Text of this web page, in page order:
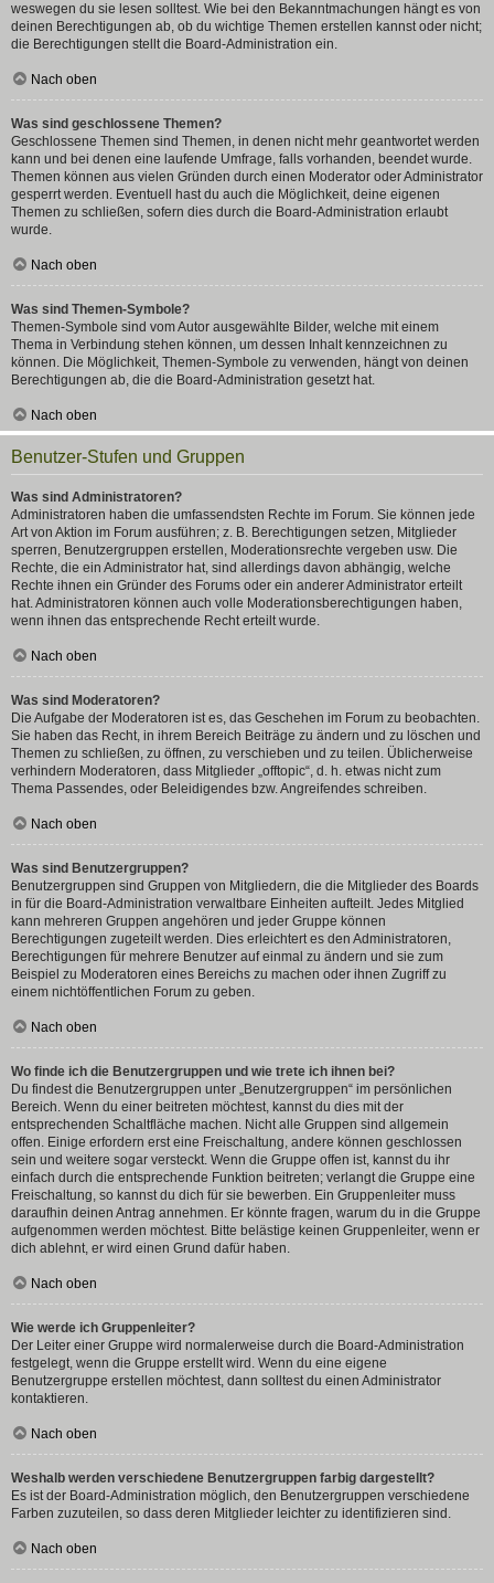
weswegen du sie lesen solltest. Wie bei den Bekanntmachungen hängt es von
deinen Berechtigungen ab, ob du wichtige Themen erstellen kannst oder nicht;
die Berechtigungen stellt die Board-Administration ein.
Nach oben
Was sind geschlossene Themen?
Geschlossene Themen sind Themen, in denen nicht mehr geantwortet werden
kann und bei denen eine laufende Umfrage, falls vorhanden, beendet wurde.
Themen können aus vielen Gründen durch einen Moderator oder Administrator
gesperrt werden. Eventuell hast du auch die Möglichkeit, deine eigenen
Themen zu schließen, sofern dies durch die Board-Administration erlaubt
wurde.
Nach oben
Was sind Themen-Symbole?
Themen-Symbole sind vom Autor ausgewählte Bilder, welche mit einem
Thema in Verbindung stehen können, um dessen Inhalt kennzeichnen zu
können. Die Möglichkeit, Themen-Symbole zu verwenden, hängt von deinen
Berechtigungen ab, die die Board-Administration gesetzt hat.
Nach oben
Benutzer-Stufen und Gruppen
Was sind Administratoren?
Administratoren haben die umfassendsten Rechte im Forum. Sie können jede
Art von Aktion im Forum ausführen; z. B. Berechtigungen setzen, Mitglieder
sperren, Benutzergruppen erstellen, Moderationsrechte vergeben usw. Die
Rechte, die ein Administrator hat, sind allerdings davon abhängig, welche
Rechte ihnen ein Gründer des Forums oder ein anderer Administrator erteilt
hat. Administratoren können auch volle Moderationsberechtigungen haben,
wenn ihnen das entsprechende Recht erteilt wurde.
Nach oben
Was sind Moderatoren?
Die Aufgabe der Moderatoren ist es, das Geschehen im Forum zu beobachten.
Sie haben das Recht, in ihrem Bereich Beiträge zu ändern und zu löschen und
Themen zu schließen, zu öffnen, zu verschieben und zu teilen. Üblicherweise
verhindern Moderatoren, dass Mitglieder „offtopic“, d. h. etwas nicht zum
Thema Passendes, oder Beleidigendes bzw. Angreifendes schreiben.
Nach oben
Was sind Benutzergruppen?
Benutzergruppen sind Gruppen von Mitgliedern, die die Mitglieder des Boards
in für die Board-Administration verwaltbare Einheiten aufteilt. Jedes Mitglied
kann mehreren Gruppen angehören und jeder Gruppe können
Berechtigungen zugeteilt werden. Dies erleichtert es den Administratoren,
Berechtigungen für mehrere Benutzer auf einmal zu ändern und sie zum
Beispiel zu Moderatoren eines Bereichs zu machen oder ihnen Zugriff zu
einem nichtöffentlichen Forum zu geben.
Nach oben
Wo finde ich die Benutzergruppen und wie trete ich ihnen bei?
Du findest die Benutzergruppen unter „Benutzergruppen“ im persönlichen
Bereich. Wenn du einer beitreten möchtest, kannst du dies mit der
entsprechenden Schaltfläche machen. Nicht alle Gruppen sind allgemein
offen. Einige erfordern erst eine Freischaltung, andere können geschlossen
sein und weitere sogar versteckt. Wenn die Gruppe offen ist, kannst du ihr
einfach durch die entsprechende Funktion beitreten; verlangt die Gruppe eine
Freischaltung, so kannst du dich für sie bewerben. Ein Gruppenleiter muss
daraufhin deinen Antrag annehmen. Er könnte fragen, warum du in die Gruppe
aufgenommen werden möchtest. Bitte belästige keinen Gruppenleiter, wenn er
dich ablehnt, er wird einen Grund dafür haben.
Nach oben
Wie werde ich Gruppenleiter?
Der Leiter einer Gruppe wird normalerweise durch die Board-Administration
festgelegt, wenn die Gruppe erstellt wird. Wenn du eine eigene
Benutzergruppe erstellen möchtest, dann solltest du einen Administrator
kontaktieren.
Nach oben
Weshalb werden verschiedene Benutzergruppen farbig dargestellt?
Es ist der Board-Administration möglich, den Benutzergruppen verschiedene
Farben zuzuteilen, so dass deren Mitglieder leichter zu identifizieren sind.
Nach oben